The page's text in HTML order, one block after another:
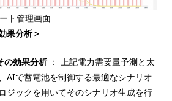
ト管理画面
果分析＞
の効果分析： 上記電力需要量予測と太
AIで蓄電池を制御する最適なシナリオ
ジックを用いてそのシナリオ生成を行